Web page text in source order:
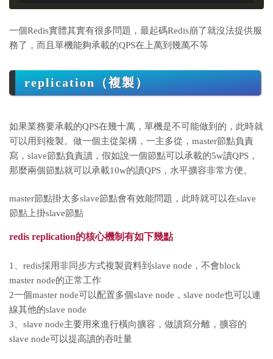
一個Redis實體其實有很多問題，最起碼Redis崩了就沒法提供服
務了，而且單機能夠承載的QPS在上萬到幾萬不等
replication（複製）
如果業務要承載的QPS在幾十萬，單機是不可能做到的，此時就
可以用到複製。做一個主從架構，一主多從，master節點負責
寫，slave節點負責讀，假如說一個節點可以承載的5w讀QPS，
那麼兩個節點就可以承載10w的讀QPS，水平擴容非常方便。
master節點掛太多slave節點會有效能問題，此時就可以在slave
節點上掛slave節點
redis replication的核心機制有如下幾點
1、redis採用非同步方式複製資料到slave node，不會block
master node的正常工作
2一個master node可以配置多個slave node，slave node也可以連
線其他的slave node
3、slave node主要用來進行橫向擴容，做讀寫分離，擴容的
slave node可以提高讀的吞吐量